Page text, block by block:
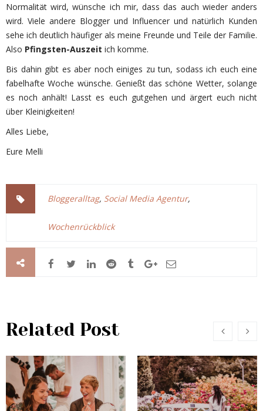
Normalität wird, wünsche ich mir, dass das auch wieder anders
wird. Viele andere Blogger und Influencer und natürlich Kunden
sehe ich deutlich häufiger als meine Freunde und Teile der Familie.
Also Pfingsten-Auszeit ich komme.
Bis dahin gibt es aber noch einiges zu tun, sodass ich euch eine
fabelhafte Woche wünsche. Genießt das schöne Wetter, solange
es noch anhält! Lasst es euch gutgehen und ärgert euch nicht
über Kleinigkeiten!
Alles Liebe,
Eure Melli
Bloggeralltag, Social Media Agentur,
Wochenrückblick
Related Post